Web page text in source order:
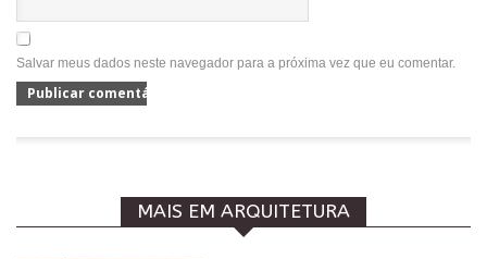
Salvar meus dados neste navegador para a próxima vez que eu comentar.
MAIS EM ARQUITETURA